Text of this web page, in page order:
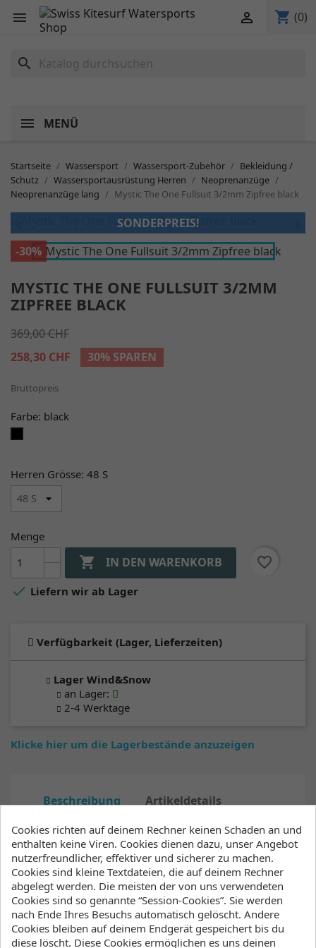
 shopping_cart (0)

search
MENÜ
Startseite Wassersport Wassersport-Zubehör
Bekleidung /
Schutz
Wassersportausrüstung Herren
Neoprenanzüge
Neoprenanzüge lang
Mystic The One Fullsuit 3/2mm Zipfree black
SONDERPREIS!
-30%
MYSTIC THE ONE FULLSUIT 3/2MM
ZIPFREE BLACK
369,00 CHF
258,30 CHF
30% SPAREN
Bruttopreis
Farbe: black
Herren Grösse: 48 S
Menge
 IN DEN WARENKORB
favorite_border
 Liefern wir ab Lager
Verfügbarkeit (Lager, Lieferzeiten)
Lager Wind&Snow
an Lager:
2-4 Werktage
Klicke hier um die Lagerbestände anzuzeigen
Beschreibung
Artikeldetails
Anhänge
Lagerbestand
We’ve updated The One for women, now made
of MX4 Yamamato 39, one of the most
premium neoprenes available to date.
Essential for an all-season wetsuit, available in
Cookies richten auf deinem Rechner keinen Schaden an und
enthalten keine Viren. Cookies dienen dazu, unser Angebot
nutzerfreundlicher, effektiver und sicherer zu machen.
Cookies sind kleine Textdateien, die auf deinem Rechner
abgelegt werden. Die meisten der von uns verwendeten
Cookies sind so genannte “Session-Cookies”. Sie werden
nach Ende Ihres Besuchs automatisch gelöscht. Andere
Cookies bleiben auf deinem Endgerät gespeichert bis du
diese löscht. Diese Cookies ermöglichen es uns deinen